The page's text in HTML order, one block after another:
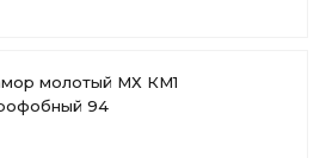
молотый МХ КМ1
94